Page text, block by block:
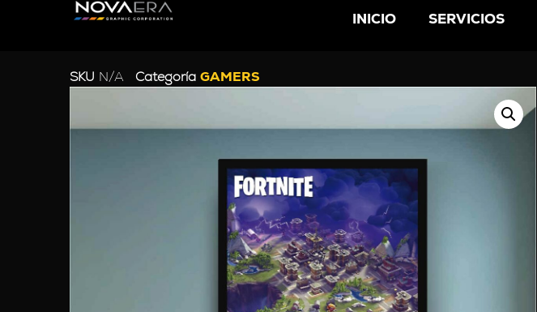
INICIO SERVICIOS
SKU N/A Categoría GAMERS